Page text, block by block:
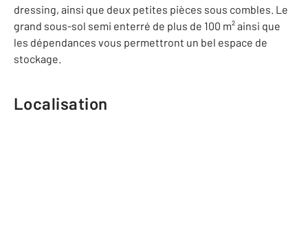
dressing, ainsi que deux petites pièces sous combles. Le
grand sous-sol semi enterré de plus de 100 m² ainsi que
les dépendances vous permettront un bel espace de
stockage.
Localisation